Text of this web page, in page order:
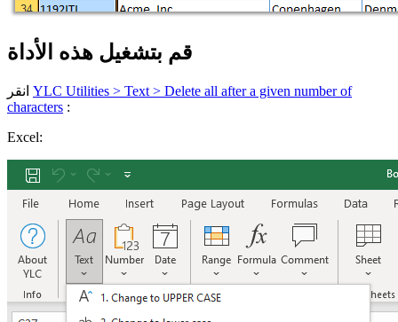
قم بتشغيل هذه الأداة
YLC Utilities > Text > Delete all after a given number of
characters :
Excel: